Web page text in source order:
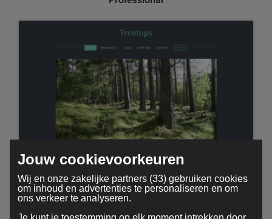
Treetops
Jouw cookievoorkeuren
Wij en onze zakelijke partners (33) gebruiken cookies
om inhoud en advertenties te personaliseren en om
ons verkeer te analyseren.